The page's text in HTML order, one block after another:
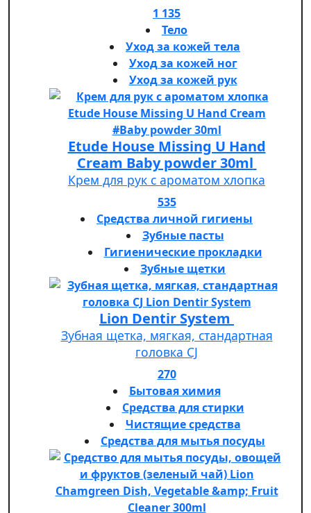
1 135
Тело
Уход за кожей тела
Уход за кожей ног
Уход за кожей рук
Etude House Missing U Hand
Cream Baby powder 30ml
Крем для рук с ароматом хлопка
535
Средства личной гигиены
Зубные пасты
Гигиенические прокладки
Зубные щетки
Lion Dentir System
Зубная щетка, мягкая, стандартная
головка СJ
270
Бытовая химия
Средства для стирки
Чистящие средства
Средства для мытья посуды